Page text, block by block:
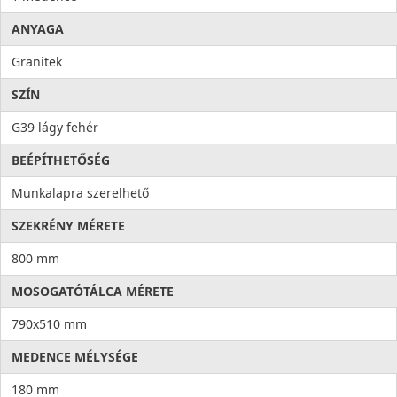
ANYAGA
Granitek
SZÍN
G39 lágy fehér
BEÉPÍTHETŐSÉG
Munkalapra szerelhető
SZEKRÉNY MÉRETE
800 mm
MOSOGATÓTÁLCA MÉRETE
790x510 mm
MEDENCE MÉLYSÉGE
180 mm